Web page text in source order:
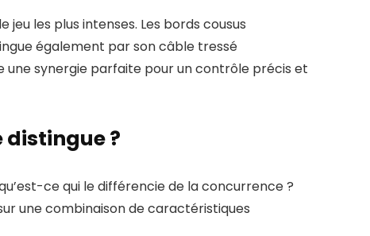
les plus intenses. Les bords cousus
également par son câble tressé
une synergie parfaite pour un contrôle précis et
distingue ?
ce qui le différencie de la concurrence ?
une combinaison de caractéristiques